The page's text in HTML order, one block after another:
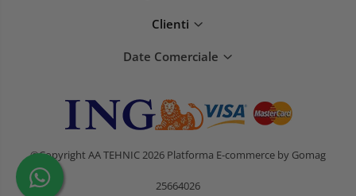
Clienti
Date Comerciale
©Copyright AA TEHNIC 2026 Platforma E-commerce by Gomag
25664026